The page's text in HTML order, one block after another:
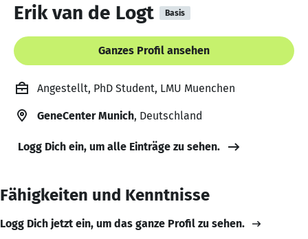
Erik van de Logt Basis
Ganzes Profil ansehen
Angestellt, PhD Student, LMU Muenchen
GeneCenter Munich, Deutschland
Logg Dich ein, um alle Einträge zu sehen.
Fähigkeiten und Kenntnisse
Logg Dich jetzt ein, um das ganze Profil zu sehen.